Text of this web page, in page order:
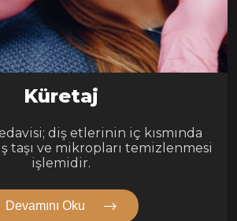
Küretaj
diş etlerinin iç kısmında
taşı ve mikropları temizlenmesi
işlemidir.
Devamını Oku